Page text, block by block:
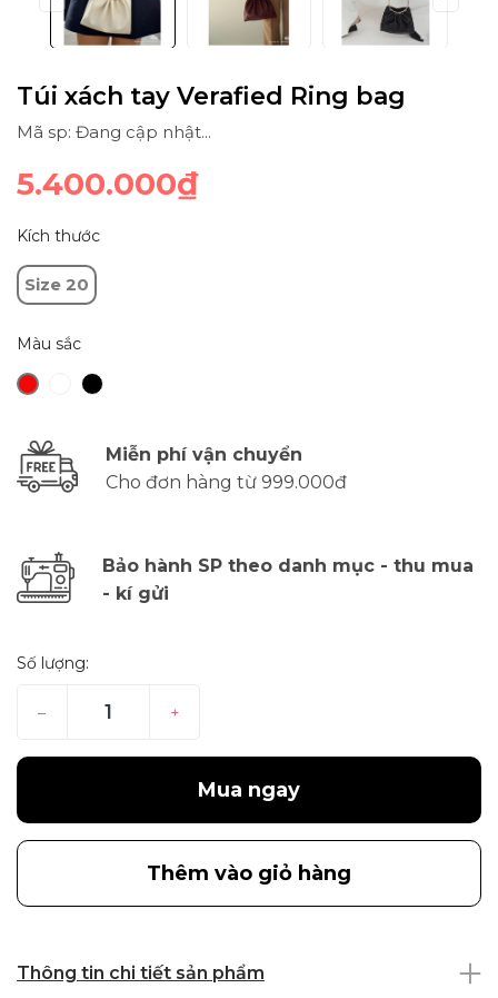
Túi xách tay Verafied Ring bag
Mã sp: Đang cập nhật...
5.400.000₫
Kích thước
Size 20
Màu sắc
Miễn phí vận chuyển
Cho đơn hàng từ 999.000đ
Bảo hành SP theo danh mục - thu mua
- kí gửi
Số lượng:
– +
Mua ngay
Thêm vào giỏ hàng
Thông tin chi tiết sản phẩm